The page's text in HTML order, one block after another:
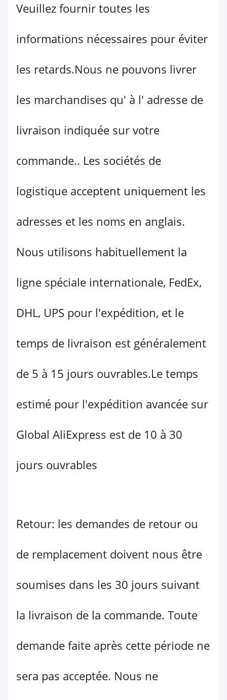
Veuillez fournir toutes les
informations nécessaires pour éviter
les retards.Nous ne pouvons livrer
les marchandises qu' à l' adresse de
livraison indiquée sur votre
commande.. Les sociétés de
logistique acceptent uniquement les
adresses et les noms en anglais.
Nous utilisons habituellement la
ligne spéciale internationale, FedEx,
DHL, UPS pour l'expédition, et le
temps de livraison est généralement
de 5 à 15 jours ouvrables.Le temps
estimé pour l'expédition avancée sur
Global AliExpress est de 10 à 30
jours ouvrables
Retour: les demandes de retour ou
de remplacement doivent nous être
soumises dans les 30 jours suivant
la livraison de la commande. Toute
demande faite après cette période ne
sera pas acceptée. Nous ne